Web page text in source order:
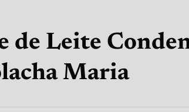
de Leite
Maria